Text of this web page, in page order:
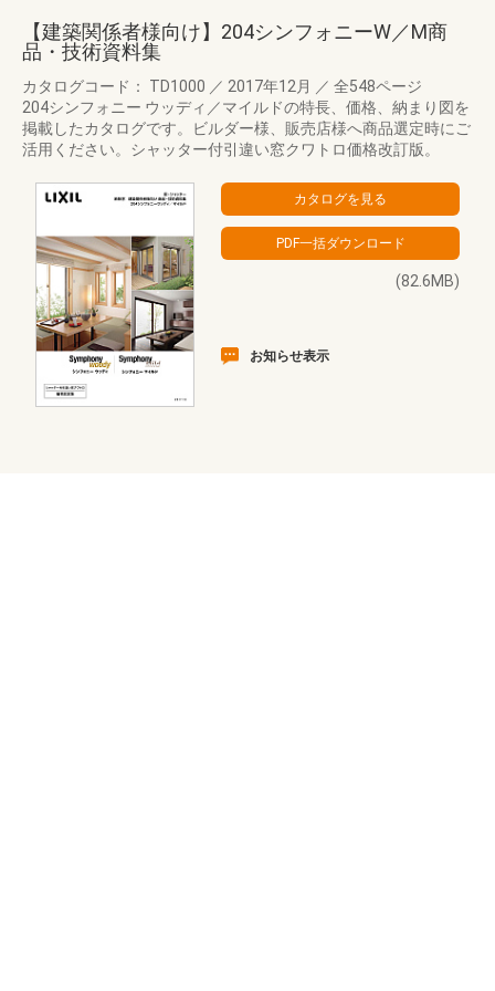
【建築関係者様向け】204シンフォニーW／M商
品・技術資料集
カタログコード： TD1000 ／ 2017年12月 ／ 全548ページ
204シンフォニー ウッディ／マイルドの特長、価格、納まり図を
掲載したカタログです。ビルダー様、販売店様へ商品選定時にご
活用ください。シャッター付引違い窓クワトロ価格改訂版。
(82.6MB)
お知らせ表示